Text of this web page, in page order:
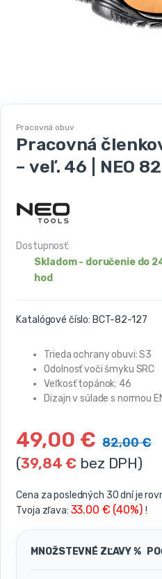
Pracovná obuv
Pracovná
– veľ. 46 | NEO
Dostupnosť:
Skladom - doručenie do
hod
Katalógové číslo: BCT-82-127
Trieda ochrany obuvi:S3
Odolnosť voči šmyku SRC
Veľkosť topánok: 46
Dizajn v súlade s normou
49,00 € 82,00€
(39,84€ bez DPH)
Cena za posledných 30 dní je
Tvoja zľava: 33.00 € (40%) !
MNOŽSTEVNÉ ZĽAVY %